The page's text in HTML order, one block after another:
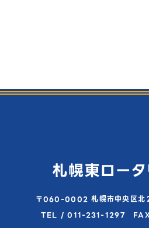
〒060-0002 札幌市中央区北
TEL / 011-231-1297